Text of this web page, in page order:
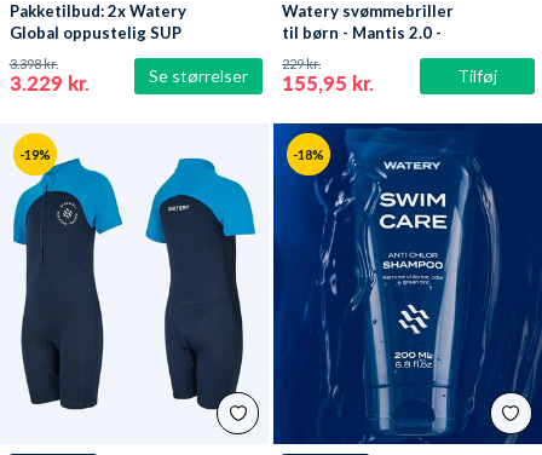
Se størrelser
Pakketilbud: 2x Watery
Global oppustelig SUP
PaddleBoard 10'6
3.229 kr.
3.398 kr.
Tilføj
Watery svømmebriller
til børn - Mantis 2.0 -
Lilla/klar
155,95 kr.
229 kr.
-19% -18%